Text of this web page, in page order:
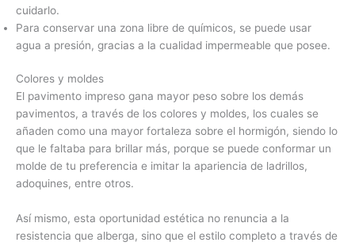
cuidarlo.
Para conservar una zona libre de químicos, se puede usar
agua a presión, gracias a la cualidad impermeable que posee.
Colores y moldes
El pavimento impreso gana mayor peso sobre los demás
pavimentos, a través de los colores y moldes, los cuales se
añaden como una mayor fortaleza sobre el hormigón, siendo lo
que le faltaba para brillar más, porque se puede conformar un
molde de tu preferencia e imitar la apariencia de ladrillos,
adoquines, entre otros.
Así mismo, esta oportunidad estética no renuncia a la
resistencia que alberga, sino que el estilo completo a través de